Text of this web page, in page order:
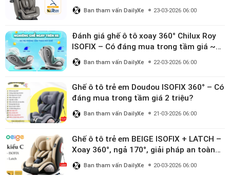
đáng đầu tư cho bé từ 0–12 tuổi?
Ban tham vấn DailyXe 23-03-2026 06:00
Đánh giá ghế ô tô xoay 360° Chilux Roy
ISOFIX – Có đáng mua trong tầm giá ~3
triệu
Ban tham vấn DailyXe 22-03-2026 06:00
Ghế ô tô trẻ em Doudou ISOFIX 360° – Có
đáng mua trong tầm giá 2 triệu?
Ban tham vấn DailyXe 21-03-2026 06:00
Ghế ô tô trẻ em BEIGE ISOFIX + LATCH –
Xoay 360°, ngả 170°, giải pháp an toàn
linh hoạt cho bé 0–10 tuổi
Ban tham vấn DailyXe 20-03-2026 06:00